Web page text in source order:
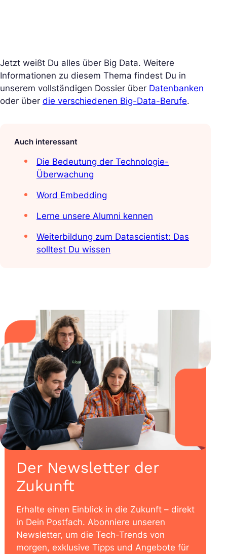
Jetzt weißt Du alles über Big Data. Weitere
Informationen zu diesem Thema findest Du in
unserem vollständigen Dossier über Datenbanken
oder über die verschiedenen Big-Data-Berufe.
Auch interessant
Die Bedeutung der Technologie-
Überwachung
Word Embedding
Lerne unsere Alumni kennen
Weiterbildung zum Datascientist: Das
solltest Du wissen
Der Newsletter der
Zukunft
Erhalte einen Einblick in die Zukunft – direkt
in Dein Postfach. Abonniere unseren
Newsletter, um die Tech-Trends von
morgen, exklusive Tipps und Angebote für